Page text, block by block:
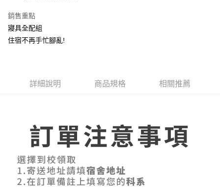
銷售重點
寢具全配組
住宿不再手忙腳亂!
詳細說明 商品規格 相關推薦